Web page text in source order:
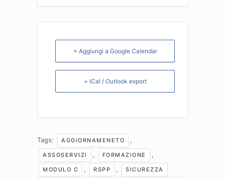
+ Aggiungi a Google Calendar
+ iCal / Outlook export
Tags: AGGIORNAMENETO ,
ASSOSERVIZI , FORMAZIONE ,
MODULO C , RSPP , SICUREZZA